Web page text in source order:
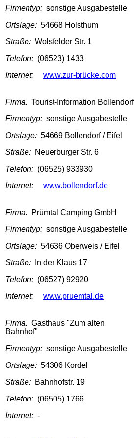
Firmentyp: sonstige Ausgabestelle
Ortslage: 54668 Holsthum
Straße: Wolsfelder Str. 1
Telefon: (06523) 1433
Internet:
www.zur-brücke.com
Firma: Tourist-Information Bollendorf
Firmentyp: sonstige Ausgabestelle
Ortslage: 54669 Bollendorf / Eifel
Straße: Neuerburger Str. 6
Telefon: (06525) 933930
Internet:
www.bollendorf.de
Firma: Prümtal Camping GmbH
Firmentyp: sonstige Ausgabestelle
Ortslage: 54636 Oberweis / Eifel
Straße:
In der Klaus 17
Telefon: (06527) 92920
Internet:
www.pruemtal.de
Firma: Gasthaus "Zum alten
Bahnhof"
Firmentyp: sonstige Ausgabestelle
Ortslage: 54306 Kordel
Straße: Bahnhofstr. 19
Telefon: (06505) 1766
Internet: -